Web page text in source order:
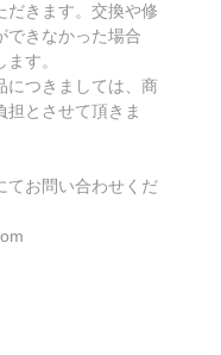
だきます。交換や修
できなかった場合
す。
つきましては、商
担とさせて頂きま
てお問い合わせくだ